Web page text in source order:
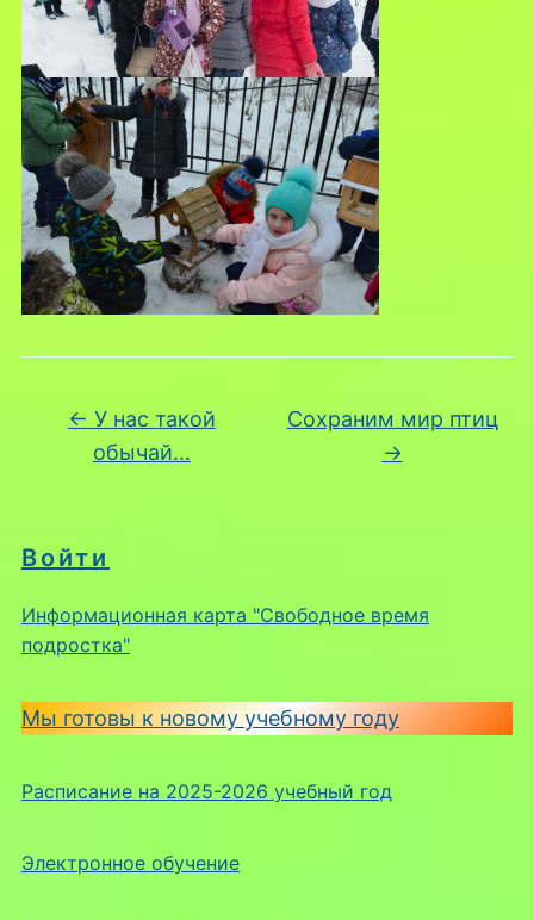
Войти
Информационная карта "Свободное время
подростка"
Мы готовы к новому учебному году
Расписание на 2025-2026 учебный год
Электронное обучение
← У нас такой
обычай…
Сохраним мир птиц
→